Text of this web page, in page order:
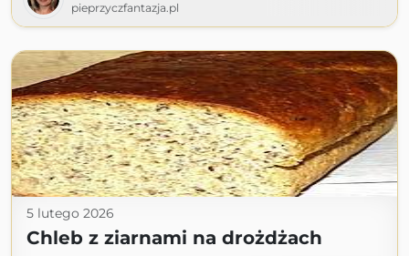
pieprzyczfantazja.pl
5 lutego 2026
Chleb z ziarnami na drożdżach